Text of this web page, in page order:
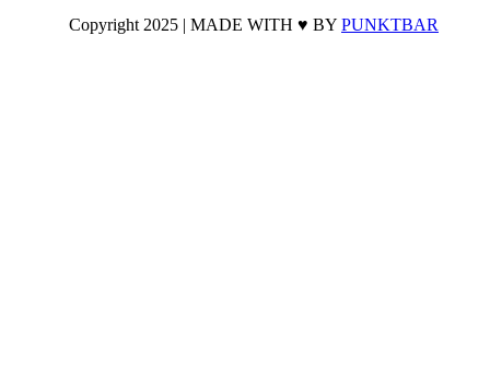
Copyright 2025 | MADE WITH ♥ BY PUNKTBAR